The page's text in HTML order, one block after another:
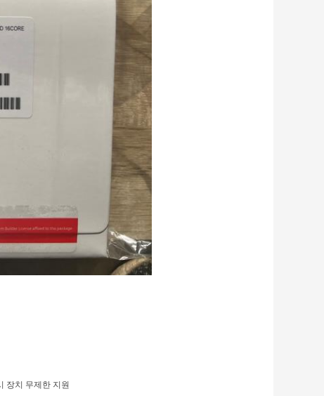
장치 무제한 지원